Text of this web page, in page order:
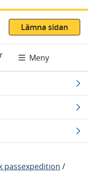
Lämna sidan
Meny
passexpedition /